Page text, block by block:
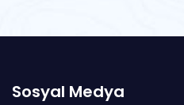
Sosyal Medya